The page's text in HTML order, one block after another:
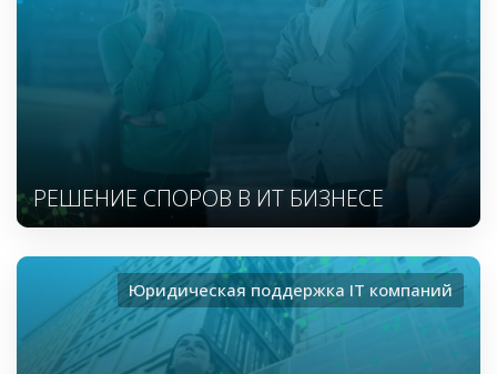
РЕШЕНИЕ СПОРОВ В ИТ БИЗНЕСЕ
Юридическая поддержка ІТ компаний